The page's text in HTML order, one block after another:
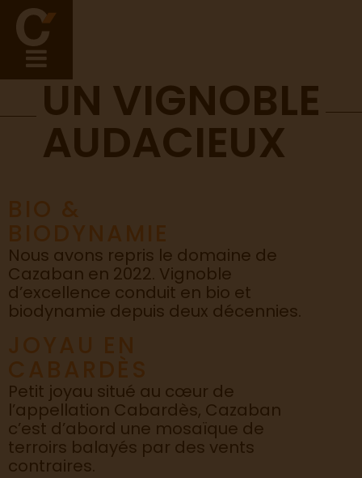
UN VIGNOBLE
AUDACIEUX
Nous avons repris le domaine de
Cazaban en 2022. Vignoble
d’excellence conduit en bio et
biodynamie depuis deux décennies.
Petit joyau situé au cœur de
l’appellation Cabardès, Cazaban
c’est d’abord une mosaïque de
terroirs balayés par des vents
contraires.